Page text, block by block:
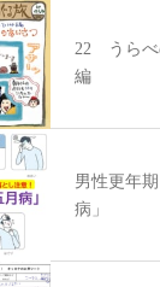
22 うらべ
編
男性更年
病」